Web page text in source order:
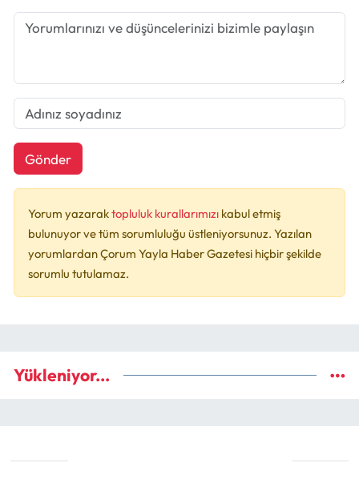
Gönder
Yorum yazaraktopluluk kurallarımızı kabul etmiş
bulunuyor ve tüm sorumluluğu üstleniyorsunuz. Yazılan
yorumlardan Çorum Yayla Haber Gazetesi hiçbir şekilde
sorumlu tutulamaz.
Yükleniyor...